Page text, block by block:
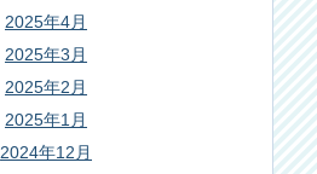
2025年4月
2025年3月
2025年2月
2025年1月
2024年12月